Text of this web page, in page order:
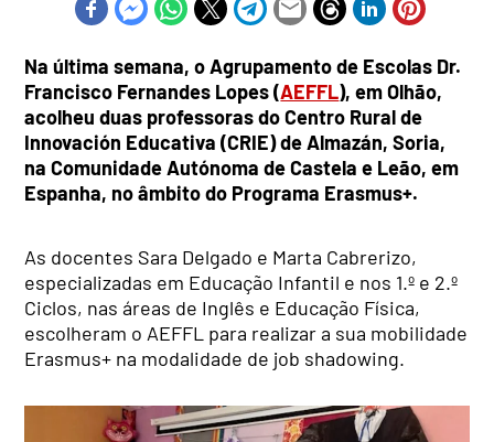
Na última semana, o Agrupamento de Escolas Dr.
Francisco Fernandes Lopes (AEFFL), em Olhão,
acolheu duas professoras do Centro Rural de
Innovación Educativa (CRIE) de Almazán, Soria,
na Comunidade Autónoma de Castela e Leão, em
Espanha, no âmbito do Programa Erasmus+.
As docentes Sara Delgado e Marta Cabrerizo,
especializadas em Educação Infantil e nos 1.º e 2.º
Ciclos, nas áreas de Inglês e Educação Física,
escolheram o AEFFL para realizar a sua mobilidade
Erasmus+ na modalidade de job shadowing.